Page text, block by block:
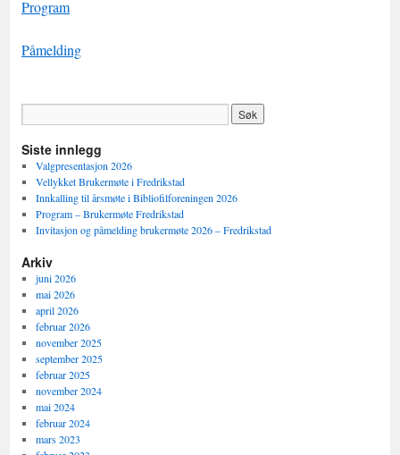
Program
Påmelding
Siste innlegg
Valgpresentasjon 2026
Vellykket Brukermøte i Fredrikstad
Innkalling til årsmøte i Bibliofilforeningen 2026
Program – Brukermøte Fredrikstad
Invitasjon og påmelding brukermøte 2026 – Fredrikstad
Arkiv
juni 2026
mai 2026
april 2026
februar 2026
november 2025
september 2025
februar 2025
november 2024
mai 2024
februar 2024
mars 2023